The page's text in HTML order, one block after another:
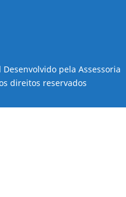
pela Assessoria
direitos reservados